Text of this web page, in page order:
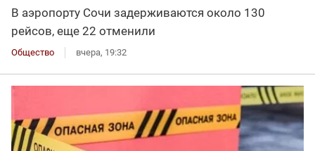
В аэропорту Сочи задерживаются около 130
рейсов, еще 22 отменили
Общество вчера, 19:32